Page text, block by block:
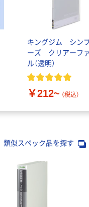
キングジム シン
ーズ クリアーフ
ル（透明）
￥212~ （税込）
類似スペック品を探す